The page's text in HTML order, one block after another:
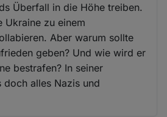
Überfall in die Höhe treiben.
Ukraine zu einem
Aber warum sollte
geben? Und wie wird er
bestrafen? In seiner
doch alles Nazis und